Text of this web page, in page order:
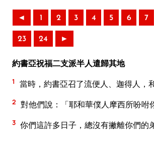
◄ 1 2 3 4 5 6 7
23 24 ►
約書亞祝福二支派半人遣歸其地
1 當時，約書亞召了流便人、迦得人，
2 對他們說：「耶和華僕人摩西所吩咐
3 你們這許多日子，總沒有撇離你們的